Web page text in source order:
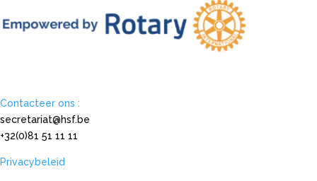
Contacteer ons :
secretariat@hsf.be
+32(0)81 51 11 11
Privacybeleid